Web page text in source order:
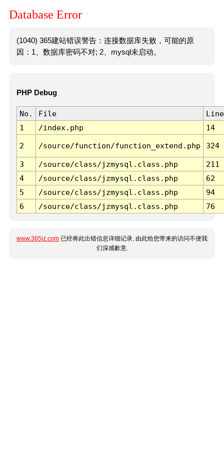
Database Error
(1040) 365建站错误警告：连接数据库失败，可能的原
因：1、数据库密码不对; 2、mysql未启动。
PHP Debug
No. File
Line
1
/index.php 14
2 /source/function/function_extend.php 324
3 /source/class/jzmysql.class.php
211
4
/source/class/jzmysql.class.php
62
5
/source/class/jzmysql.class.php
94
6
/source/class/jzmysql.class.php 76
www.365jz.com 已经将此出错信息详细记录, 由此给您带来的访问不便我
们深感歉意.